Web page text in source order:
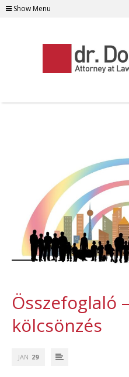
Show Menu
Összefoglaló
kölcsönzés
JAN 29